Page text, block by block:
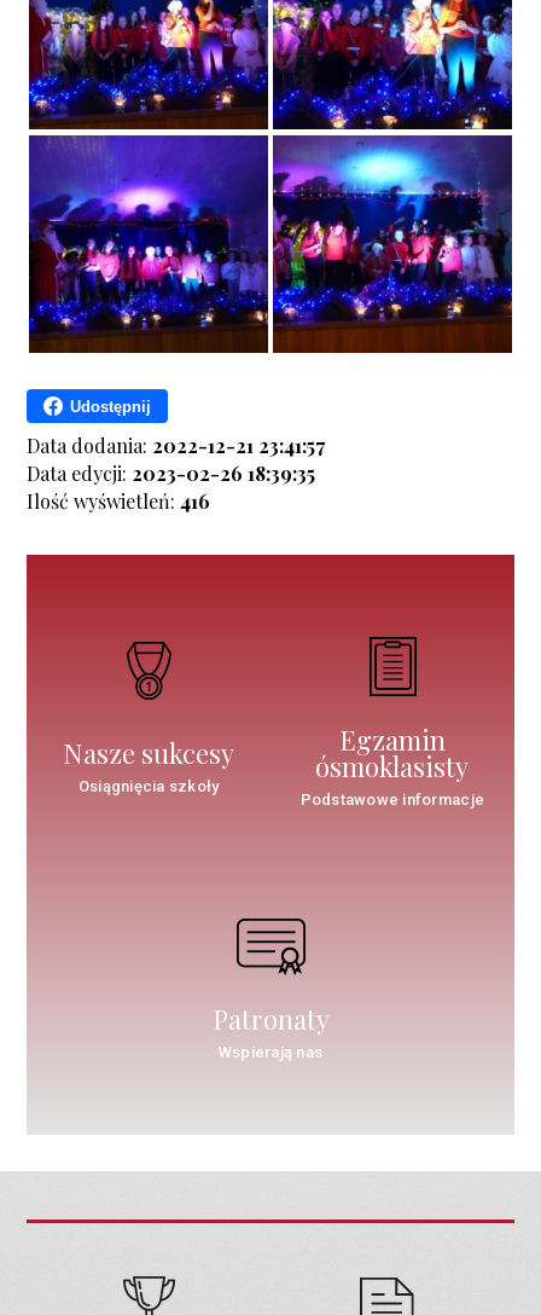
Udostępnij
Data dodania: 2022-12-21 23:41:57
Data edycji: 2023-02-26 18:39:35
Ilość wyświetleń:416
Nasze sukcesy
Osiągnięcia szkoły
Egzamin
ósmoklasisty
Podstawowe informacje
Patronaty
Wspierają nas